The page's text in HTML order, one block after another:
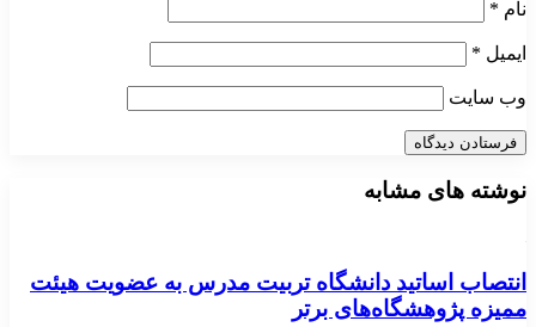
نام *
ایمیل *
وب‌ سایت
نوشته های مشابه
انتصاب اساتید دانشگاه تربیت مدرس به عضویت هیئت
ممیزه پژوهشگاه‌های برتر